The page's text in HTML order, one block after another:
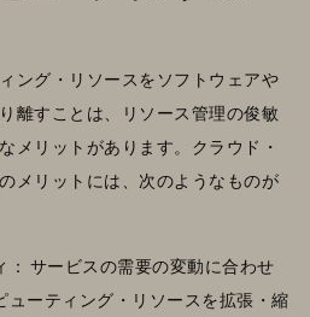
ング・リソースをソフトウェアや
離すことは、リソース管理の俊敏
メリットがあります。クラウド・
メリットには、次のようなものが
： サービスの需要の変動に合わせ
ューティング・リソースを拡張・縮